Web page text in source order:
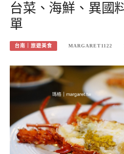
台菜、海鮮、異國
單
台南｜旅遊美食 MARGARET1122